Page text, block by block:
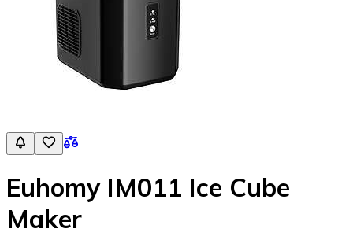
Euhomy IM011 Ice Cube
Maker